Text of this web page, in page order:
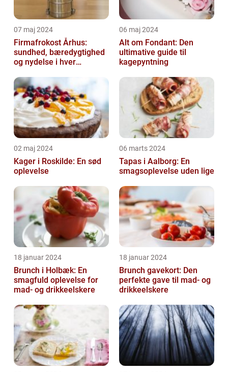
07 maj 2024
Firmafrokost Århus:
sundhed, bæredygtighed
og nydelse i hver
06 maj 2024
Alt om Fondant: Den
ultimative guide til
kagepyntning
02 maj 2024
Kager i Roskilde: En sød
oplevelse
06 marts 2024
Tapas i Aalborg: En
smagsoplevelse uden lige
18 januar 2024
Brunch i Holbæk: En
smagfuld oplevelse for
mad- og drikkeelskere
18 januar 2024
Brunch gavekort: Den
perfekte gave til mad- og
drikkeelskere